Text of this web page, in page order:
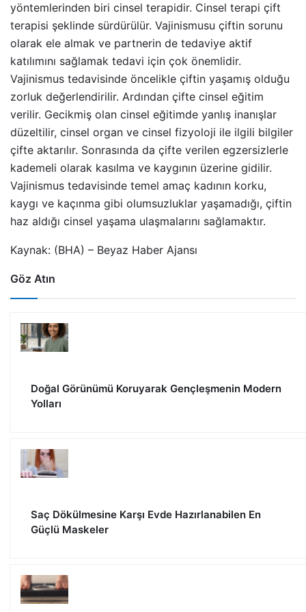
yöntemlerinden biri cinsel terapidir. Cinsel terapi çift
terapisi şeklinde sürdürülür. Vajinismusu çiftin sorunu
olarak ele almak ve partnerin de tedaviye aktif
katılımını sağlamak tedavi için çok önemlidir.
Vajinismus tedavisinde öncelikle çiftin yaşamış olduğu
zorluk değerlendirilir. Ardından çifte cinsel eğitim
verilir. Gecikmiş olan cinsel eğitimde yanlış inanışlar
düzeltilir, cinsel organ ve cinsel fizyoloji ile ilgili bilgiler
çifte aktarılır. Sonrasında da çifte verilen egzersizlerle
kademeli olarak kasılma ve kaygının üzerine gidilir.
Vajinismus tedavisinde temel amaç kadının korku,
kaygı ve kaçınma gibi olumsuzluklar yaşamadığı, çiftin
haz aldığı cinsel yaşama ulaşmalarını sağlamaktır.
Kaynak: (BHA) – Beyaz Haber Ajansı
Göz Atın
Doğal Görünümü Koruyarak Gençleşmenin Modern
Yolları
Saç Dökülmesine Karşı Evde Hazırlanabilen En
Güçlü Maskeler